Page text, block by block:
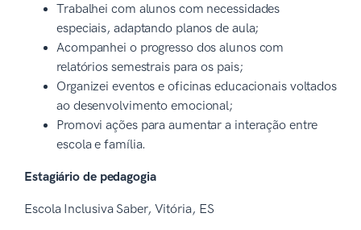
Trabalhei com alunos com necessidades
especiais, adaptando planos de aula;
Acompanhei o progresso dos alunos com
relatórios semestrais para os pais;
Organizei eventos e oficinas educacionais voltados
ao desenvolvimento emocional;
Promovi ações para aumentar a interação entre
escola e família.
Estagiário de pedagogia
Escola Inclusiva Saber, Vitória, ES